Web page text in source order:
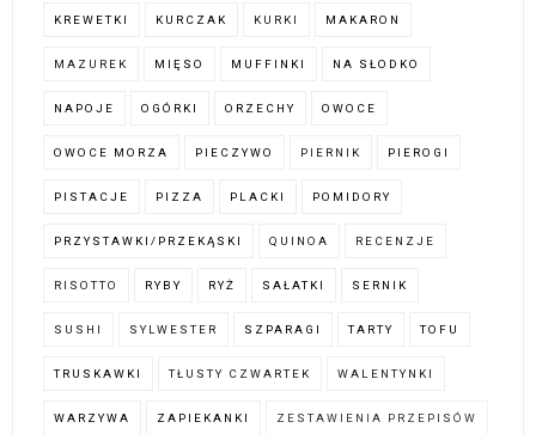
KREWETKI KURCZAK KURKI MAKARON
MAZUREK MIĘSO MUFFINKI NA SŁODKO
NAPOJE OGÓRKI ORZECHY OWOCE
OWOCE MORZA PIECZYWO PIERNIK PIEROGI
PISTACJE PIZZA PLACKI POMIDORY
PRZYSTAWKI/PRZEKĄSKI QUINOA RECENZJE
RISOTTO RYBY RYŻ SAŁATKI SERNIK
SUSHI SYLWESTER SZPARAGI TARTY TOFU
TRUSKAWKI TŁUSTY CZWARTEK WALENTYNKI
WARZYWA ZAPIEKANKI ZESTAWIENIA PRZEPISÓW